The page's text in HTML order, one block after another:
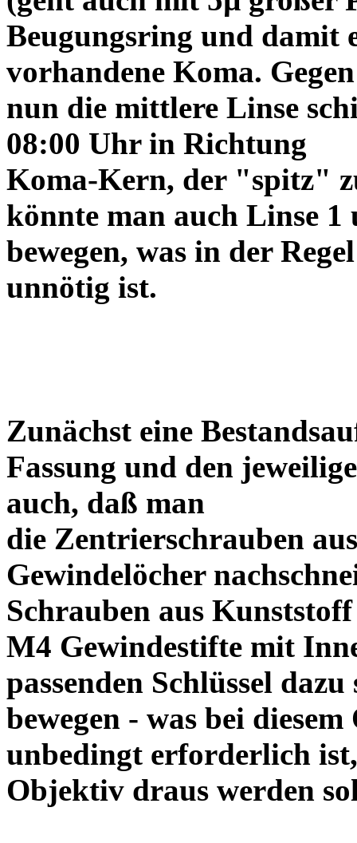
Beugungsring und damit
vorhandene Koma.
nun die mittlere Linse
08:00 Uhr in Richtung
Koma-Kern, der "spitz"
könnte man auch Linse
bewegen, was in der Regel
unnötig ist.
Zunächst eine
Fassung und den
auch, daß man
die Zentrierschrauben
Gewindelöcher
Schrauben aus
M4 Gewindestifte mit
passenden Schlüssel
bewegen - was bei
unbedingt erforderlich
Objektiv draus